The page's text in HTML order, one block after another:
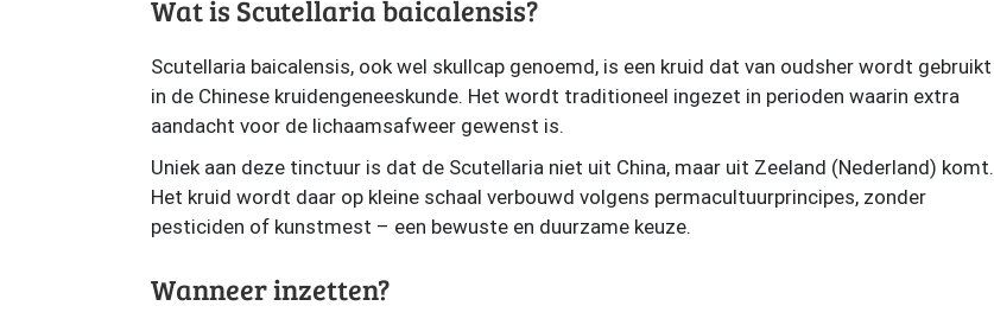
Wat is Scutellaria baicalensis?
Scutellaria baicalensis, ook wel skullcap genoemd, is een kruid dat van oudsher wordt gebruikt
in de Chinese kruidengeneeskunde. Het wordt traditioneel ingezet in perioden waarin extra
aandacht voor de lichaamsafweer gewenst is.
Uniek aan deze tinctuur is dat de Scutellaria niet uit China, maar uit Zeeland (Nederland) komt.
Het kruid wordt daar op kleine schaal verbouwd volgens permacultuurprincipes, zonder
pesticiden of kunstmest – een bewuste en duurzame keuze.
Wanneer inzetten?